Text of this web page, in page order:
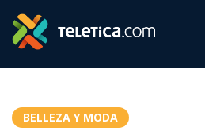
BELLEZA Y MODA